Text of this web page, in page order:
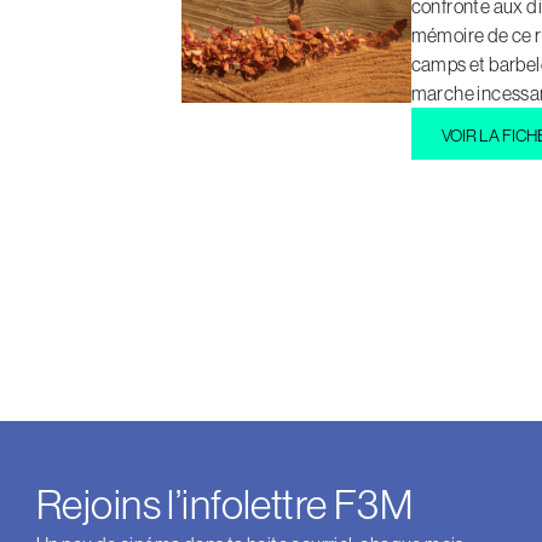
confronte aux
mémoire de ce
camps et
marche
VOIR LA
Rejoins l’infolettre F3M